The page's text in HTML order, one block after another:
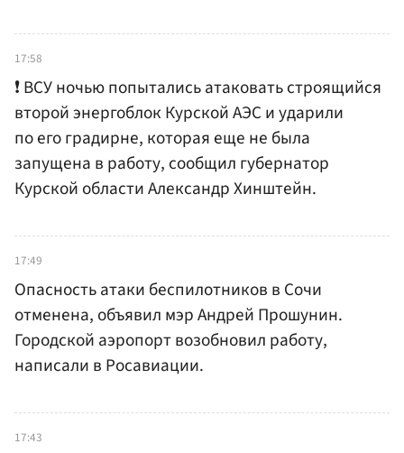
17:58
❗️ ВСУ ночью попытались атаковать строящийся
второй энергоблок Курской АЭС и ударили
по его градирне, которая еще не была
запущена в работу, сообщил губернатор
Курской области Александр Хинштейн.
17:49
Опасность атаки беспилотников в Сочи
отменена, объявил мэр Андрей Прошунин.
Городской аэропорт возобновил работу,
написали в Росавиации.
17:43